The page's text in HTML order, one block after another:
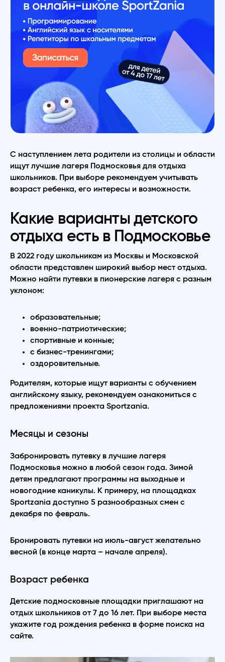
С наступлением лета родители из столицы и области
ищут лучшие лагеря Подмосковья для отдыха
школьников. При выборе рекомендуем учитывать
возраст ребенка, его интересы и возможности.
Какие варианты детского
отдыха есть в Подмосковье
В 2022 году школьникам из Москвы и Московской
области представлен широкий выбор мест отдыха.
Можно найти путевки в пионерские лагеря с разным
уклоном:
образовательные;
военно-патриотические;
спортивные и конные;
с бизнес-тренингами;
оздоровительные.
Родителям, которые ищут варианты с обучением
английскому языку, рекомендуем ознакомиться с
предложениями проекта Sportzania.
Месяцы и сезоны
Забронировать путевку в лучшие лагеря
Подмосковья можно в любой сезон года. Зимой
детям предлагают программы на выходные и
новогодние каникулы. К примеру, на площадках
Sportzania доступно 5 разнообразных смен с
декабря по февраль.
Бронировать путевки на июль-август желательно
весной (в конце марта – начале апреля).
Возраст ребенка
Детские подмосковные площадки приглашают на
отдых школьников от 7 до 16 лет. При выборе места
укажите год рождения ребенка в форме поиска на
сайте.